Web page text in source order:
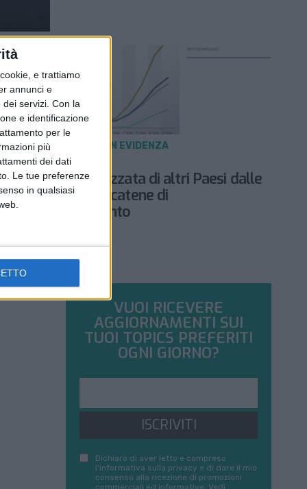
e trattiamo
annunci e
servizi. Con la
e identificazione
per le
più
dei dati
Le tue preferenze
in qualsiasi
meno penalizzata di altri Paesi dalle
delle catene di
E INTERVISTE IN EVIDENZA
DICEMBRE 2021
VUOI RICEVERE
AGGIORNAMENTI SUI
TUOI TOPICS PREFERITI
OGNI GIORNO?
ISCRIVITI
Dichiaro di aver letto e compreso
l'informativa sulla privacy e di dare il mio
consenso alla ricezione di promozioni
commerciali ed informative. Vedi